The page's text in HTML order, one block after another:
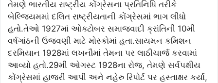
તેમણે ભારતીય રાષ્ટ્રીય કોંગ્રેસના પ્રતિનિધિ તરીકે
બેલ્જિયમમાં દલિત રાષ્ટ્રીયતાની કોંગ્રેસમાં ભાગ લીધો
હતો.તેઓ 1927માં ઓક્ટોબર સમાજવાદી ક્રાંતિની 10મી
વર્ષગાંઠની ઉજવણી માટે મોસ્કોમાં હતા.સાયમન કમિશન
દરમિયાન 1928માં લખનૌમાં તેમના પર લાઠીચાર્જ કરવામાં
આવ્યો હતો.29મી ઓગસ્ટ 1928ના રોજ, તેમણે સર્વપક્ષીય
કોંગ્રેસમાં હાજરી આપી અને નહેરુ રિપોર્ટ પર હસ્તાક્ષર કર્યા,